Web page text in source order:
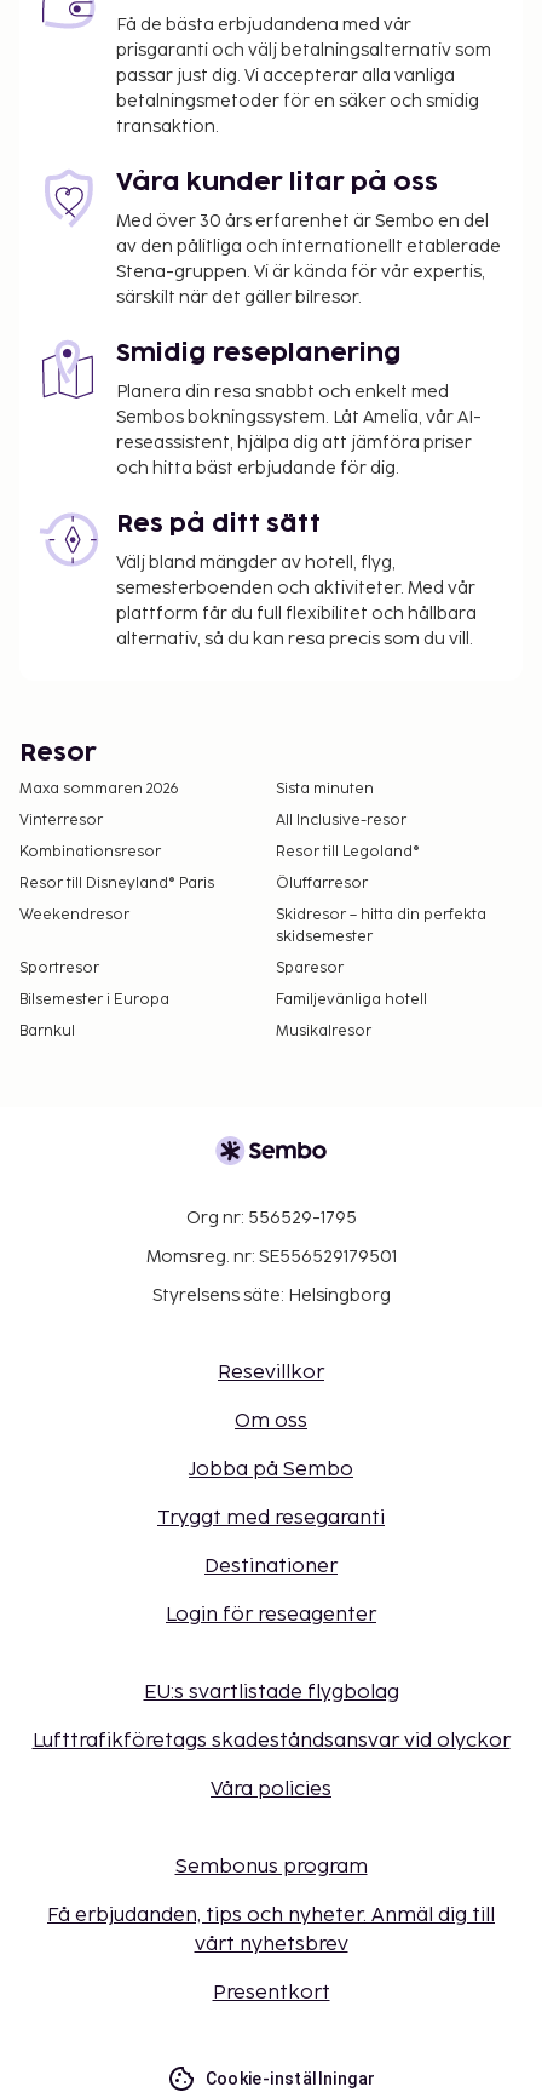
Få de bästa erbjudandena med vår
prisgaranti och välj betalningsalternativ som
passar just dig. Vi accepterar alla vanliga
betalningsmetoder för en säker och smidig
transaktion.
Våra kunder litar på oss
Med över 30 års erfarenhet är Sembo en del
av den pålitliga och internationellt etablerade
Stena-gruppen. Vi är kända för vår expertis,
särskilt när det gäller bilresor.
Smidig reseplanering
Planera din resa snabbt och enkelt med
Sembos bokningssystem. Låt Amelia, vår AI-
reseassistent, hjälpa dig att jämföra priser
och hitta bäst erbjudande för dig.
Res på ditt sätt
Välj bland mängder av hotell, flyg,
semesterboenden och aktiviteter. Med vår
plattform får du full flexibilitet och hållbara
alternativ, så du kan resa precis som du vill.
Resor
Maxa sommaren 2026
Sista minuten
Vinterresor
All Inclusive-resor
Kombinationsresor
Resor till Legoland®
Resor till Disneyland® Paris
Öluffarresor
Weekendresor
Skidresor – hitta din perfekta
skidsemester
Sportresor
Sparesor
Bilsemester i Europa
Familjevänliga hotell
Barnkul
Musikalresor
Org nr: 556529-1795
Momsreg. nr: SE556529179501
Styrelsens säte: Helsingborg
Resevillkor
Om oss
Jobba på Sembo
Tryggt med resegaranti
Destinationer
Login för reseagenter
EU:s svartlistade flygbolag
Lufttrafikföretags skadeståndsansvar vid olyckor
Våra policies
Sembonus program
Få erbjudanden, tips och nyheter. Anmäl dig till
vårt nyhetsbrev
Presentkort
Cookie-inställningar